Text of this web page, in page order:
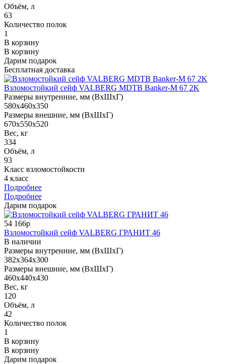
Объём, л
63
Количество полок
1
В корзину
В корзину
Дарим подарок
Бесплатная доставка
Взломостойкий сейф VALBERG MDTB Banker-M 67 2K
Размеры внутренние, мм (ВхШхГ)
580x460x350
Размеры внешние, мм (ВхШхГ)
670x550x520
Вес, кг
334
Объём, л
93
Класс взломостойкости
4 класс
Подробнее
Подробнее
Дарим подарок
54 166р
Взломостойкий сейф VALBERG ГРАНИТ 46
В наличии
Размеры внутренние, мм (ВхШхГ)
382x364x300
Размеры внешние, мм (ВхШхГ)
460x440x430
Вес, кг
120
Объём, л
42
Количество полок
1
В корзину
В корзину
Дарим подарок